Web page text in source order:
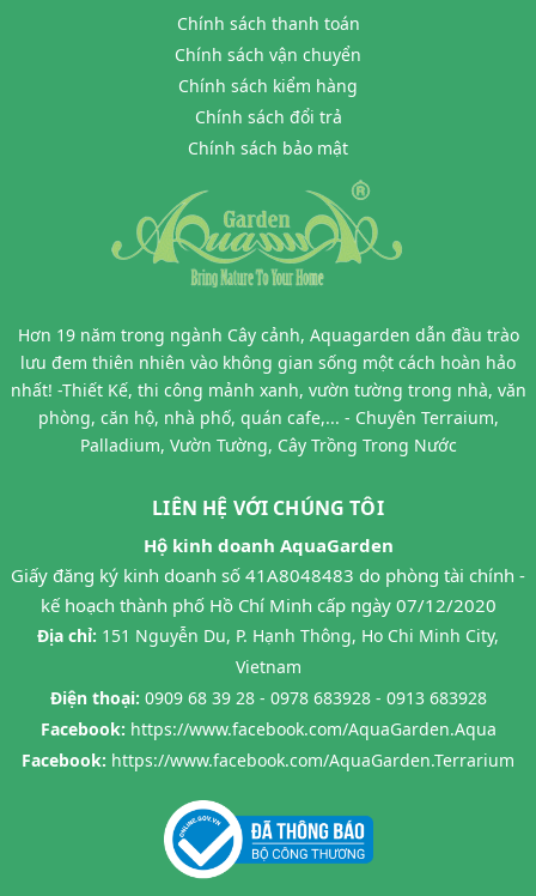
Chính sách thanh toán
Chính sách vận chuyển
Chính sách kiểm hàng
Chính sách đổi trả
Chính sách bảo mật
Hơn 19 năm trong ngành Cây cảnh, Aquagarden dẫn đầu trào
lưu đem thiên nhiên vào không gian sống một cách hoàn hảo
nhất! -Thiết Kế, thi công mảnh xanh, vườn tường trong nhà, văn
phòng, căn hộ, nhà phố, quán cafe,... - Chuyên Terraium,
Palladium, Vườn Tường, Cây Trồng Trong Nước
LIÊN HỆ VỚI CHÚNG TÔI
Hộ kinh doanh AquaGarden
Giấy đăng ký kinh doanh số 41A8048483 do phòng tài chính -
kế hoạch thành phố Hồ Chí Minh cấp ngày 07/12/2020
Địa chỉ: 151 Nguyễn Du, P. Hạnh Thông, Ho Chi Minh City,
Vietnam
Điện thoại: 0909 68 39 28 - 0978 683928 - 0913 683928
Facebook: https://www.facebook.com/AquaGarden.Aqua
Facebook: https://www.facebook.com/AquaGarden.Terrarium